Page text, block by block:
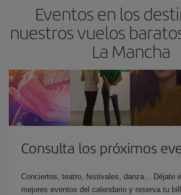
Eventos en los
nuestros vuelos
La Mancha
Consulta los próximos
Conciertos, teatro, festivales, danza... Déjate
mejores eventos del calendario y reserva tu